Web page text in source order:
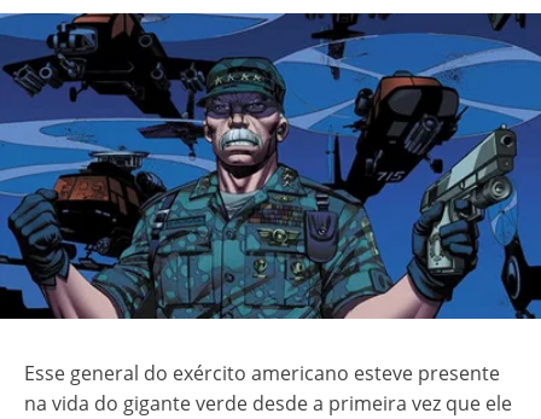
Esse general do exército americano esteve presente
na vida do gigante verde desde a primeira vez que ele